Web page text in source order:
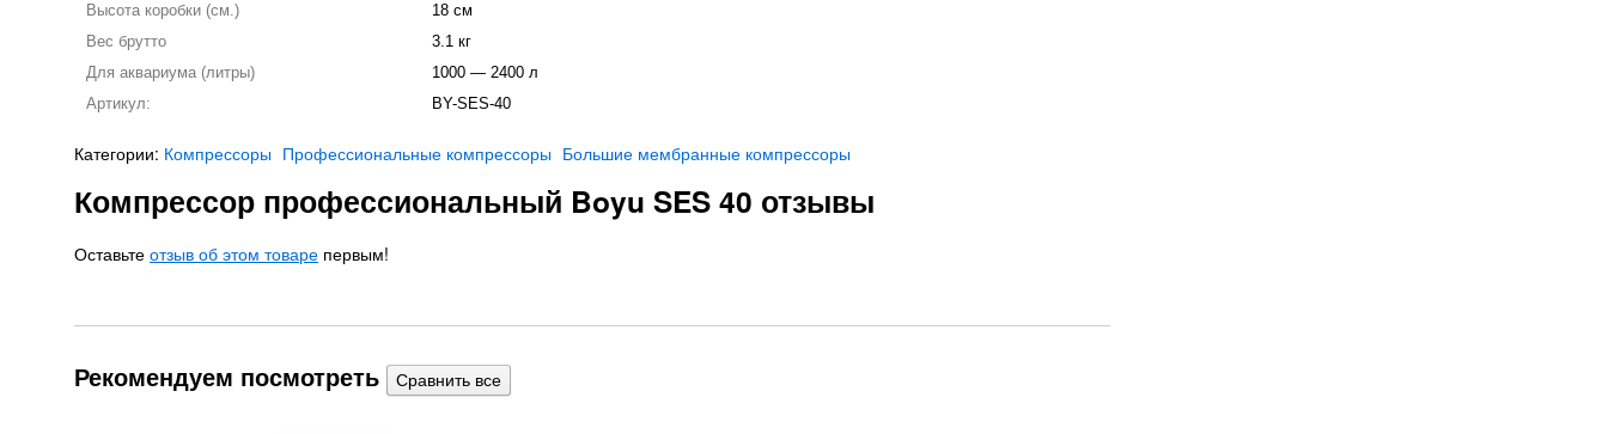
Высота коробки (см.)
18 см
Вес брутто
3.1 кг
Для аквариума (литры)
1000 — 2400 л
Артикул:
BY-SES-40
Категории: Компрессоры Профессиональные компрессоры Большие мембранные компрессоры
Компрессор профессиональный Boyu SES 40 отзывы
Оставьте отзыв об этом товаре первым!
Рекомендуем посмотреть